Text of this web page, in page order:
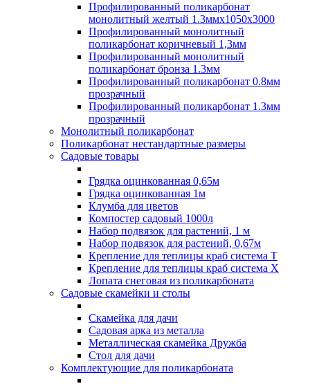
Профилированный поликарбонат
монолитный желтый 1.3ммх1050х3000
Профилированный монолитный
поликарбонат коричневый 1,3мм
Профилированный монолитный
поликарбонат бронза 1.3мм
Профилированный поликарбонат 0.8мм
прозрачный
Профилированный поликарбонат 1.3мм
прозрачный
Монолитный поликарбонат
Поликарбонат нестандартные размеры
Садовые товары
Грядка оцинкованная 0,65м
Грядка оцинкованная 1м
Клумба для цветов
Компостер садовый 1000л
Набор подвязок для растений, 1 м
Набор подвязок для растений, 0,67м
Крепление для теплицы краб система Т
Крепление для теплицы краб система Х
Лопата снеговая из поликарбоната
Садовые скамейки и столы
Скамейка для дачи
Садовая арка из металла
Металлическая скамейка Дружба
Стол для дачи
Комплектующие для поликарбоната